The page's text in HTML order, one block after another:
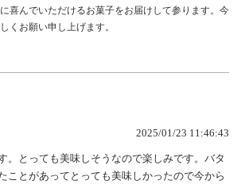
喜んでいただけるお菓子をお届けして参ります。今
くお願い申し上げます。
2025/01/23 11:46:43
。とっても美味しそうなので楽しみです。バタ
ことがあってとっても美味しかったので今から